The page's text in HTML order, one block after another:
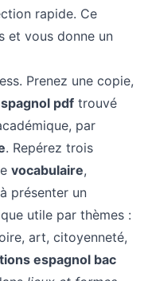
rapide. Ce
et vous donne un
Prenez une copie,
pdf trouvé
par
. Repérez trois
vocabulaire,
présenter un
utile par thèmes :
art, citoyenneté,
espagnol bac